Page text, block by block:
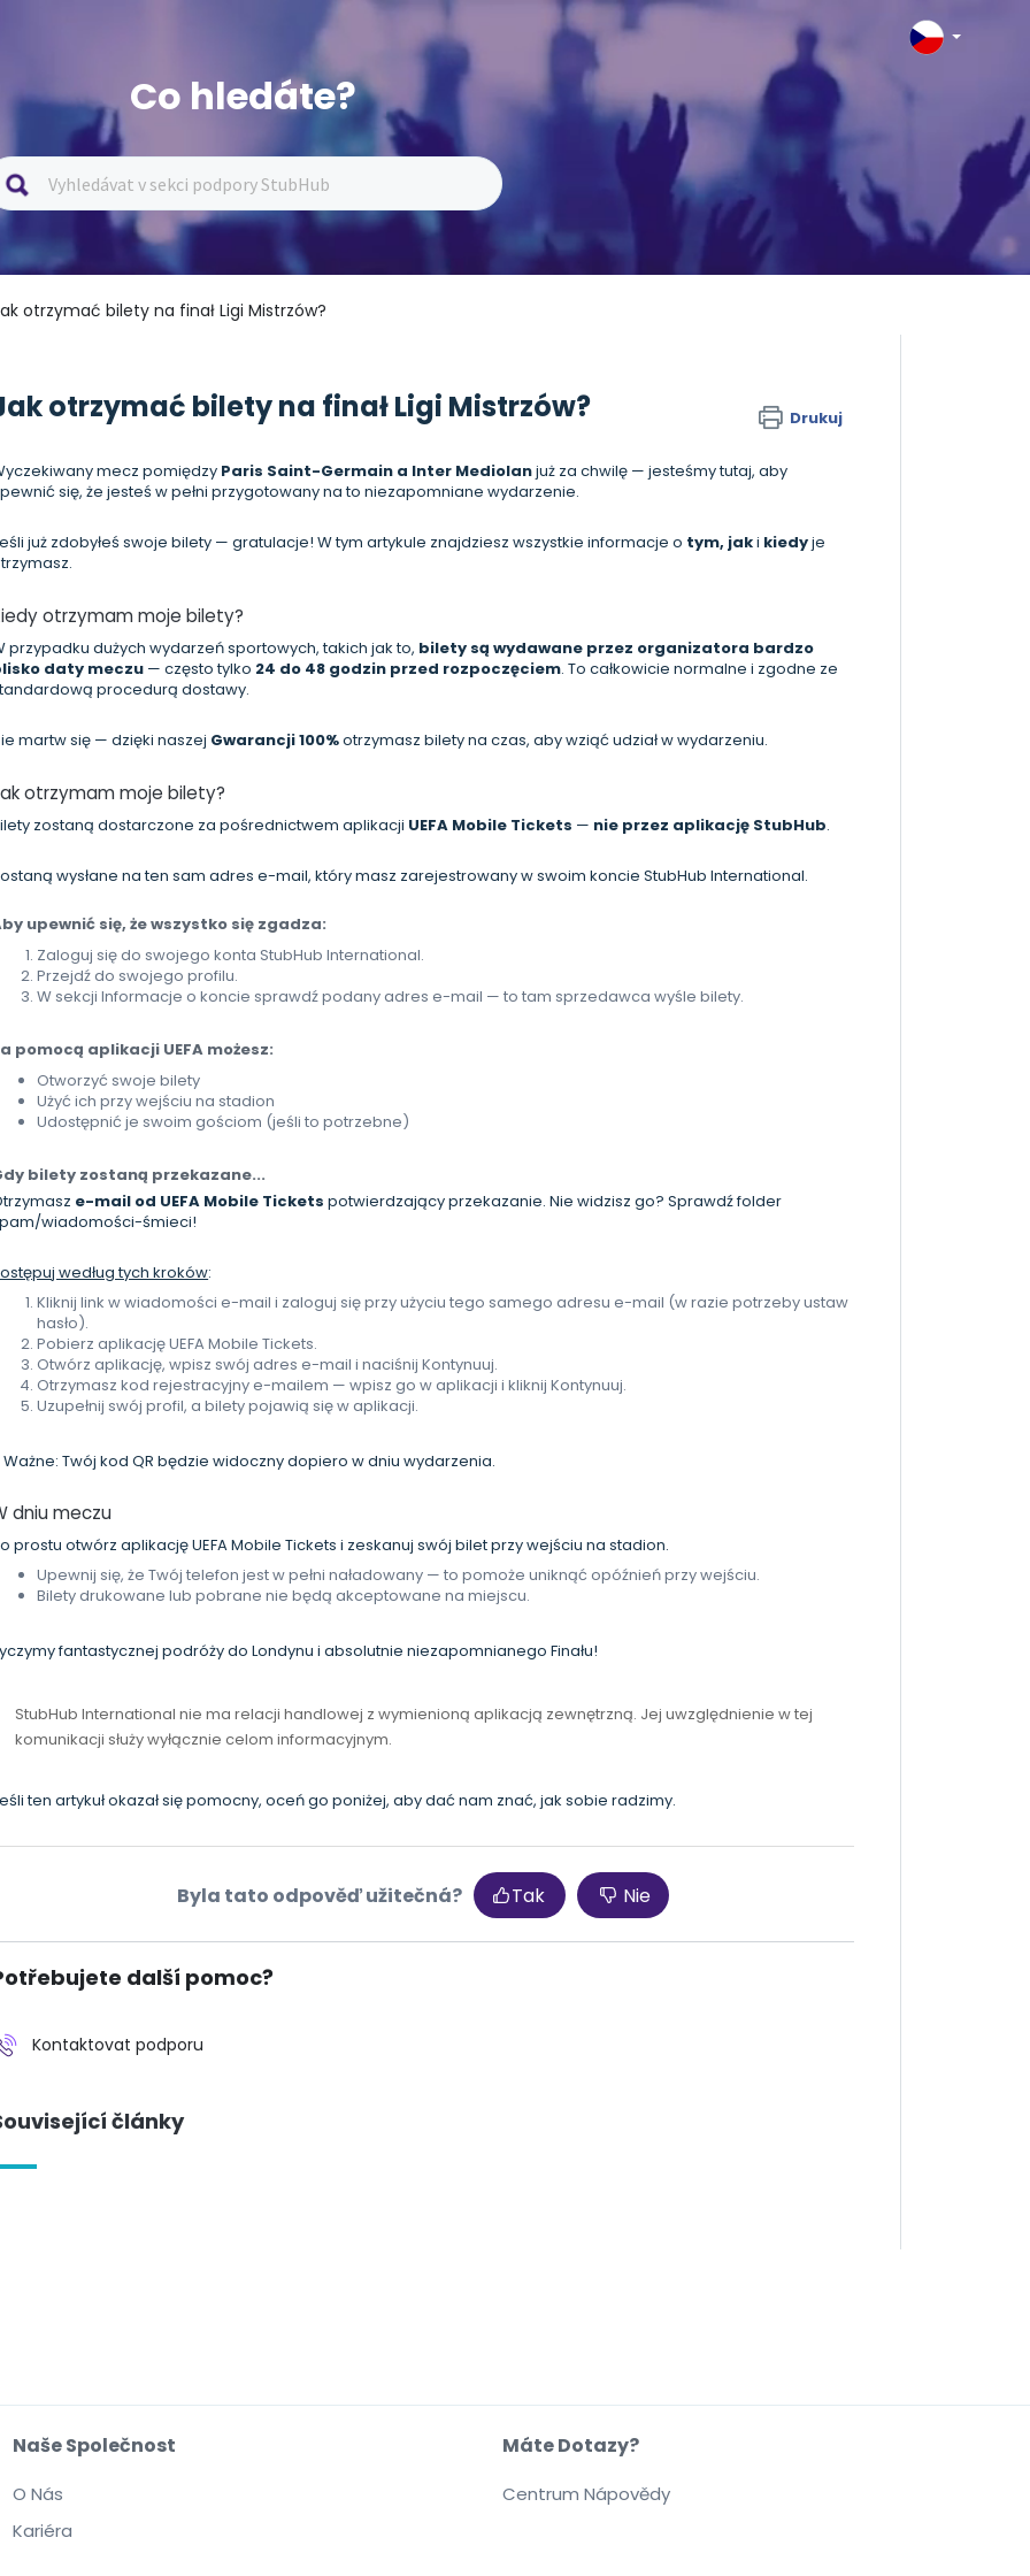
Co hledáte?
otrzymać bilety na finał Ligi Mistrzów?
otrzymać bilety na finał Ligi Mistrzów? Drukuj
mecz pomiędzy Paris Saint-Germain a Inter Mediolanjuż za chwilę — jesteśmy tutaj, aby
się, że jesteś w pełni przygotowany na to niezapomniane wydarzenie.
już zdobyłeś swoje bilety — gratulacje! W tym artykule znajdziesz wszystkie informacje o tym, jaki kiedyje
otrzymam moje bilety?
przypadku dużych wydarzeń sportowych, takich jak to, bilety są wydawane przez organizatora bardzo
daty meczu — często tylko 24 do 48 godzin przed rozpoczęciem. To całkowicie normalne i zgodne ze
procedurą dostawy.
martw się — dzięki naszej Gwarancji 100%otrzymasz bilety na czas, aby wziąć udział w wydarzeniu.
otrzymam moje bilety?
zostaną dostarczone za pośrednictwem aplikacji UEFA Mobile Tickets — nie przez aplikację StubHub.
wysłane na ten sam adres e-mail, który masz zarejestrowany w swoim koncie StubHub International.
upewnić się, że wszystko się zgadza:
Zaloguj się do swojego konta StubHub International.
Przejdź do swojego profilu.
W sekcji Informacje o koncie sprawdź podany adres e-mail — to tam sprzedawca wyśle bilety.
pomocą aplikacji UEFA możesz:
Otworzyć swoje bilety
Użyć ich przy wejściu na stadion
Udostępnić je swoim gościom (jeśli to potrzebne)
bilety zostaną przekazane...
e-mail od UEFA Mobile Tickets potwierdzający przekazanie. Nie widzisz go? Sprawdź folder
wiadomości-śmieci!
według tych kroków:
Kliknij link w wiadomości e-mail i zaloguj się przy użyciu tego samego adresu e-mail (w razie potrzeby ustaw
hasło).
Pobierz aplikację UEFA Mobile Tickets.
Otwórz aplikację, wpisz swój adres e-mail i naciśnij Kontynuuj.
Otrzymasz kod rejestracyjny e-mailem — wpisz go w aplikacji i kliknij Kontynuuj.
Uzupełnij swój profil, a bilety pojawią się w aplikacji.
Ważne: Twój kod QR będzie widoczny dopiero w dniu wydarzenia.
dniu meczu
prostu otwórz aplikację UEFA Mobile Tickets i zeskanuj swój bilet przy wejściu na stadion.
Upewnij się, że Twój telefon jest w pełni naładowany — to pomoże uniknąć opóźnień przy wejściu.
Bilety drukowane lub pobrane nie będą akceptowane na miejscu.
fantastycznej podróży do Londynu i absolutnie niezapomnianego Finału!
StubHub International nie ma relacji handlowej z wymienioną aplikacją zewnętrzną. Jej uwzględnienie w tej
komunikacji służy wyłącznie celom informacyjnym.
ten artykuł okazał się pomocny, oceń go poniżej, aby dać nam znać, jak sobie radzimy.
Byla tato odpověď užitečná? Tak Nie
další pomoc?
Kontaktovat podporu
články
Naše Společnost
O Nás
Kariéra
Máte Dotazy?
Centrum Nápovědy